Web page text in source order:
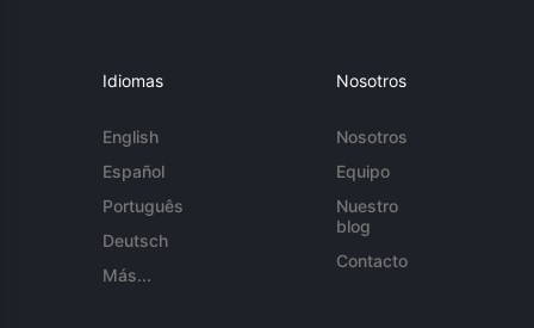
Idiomas
English
Español
Português
Deutsch
Más...
Nosotros
Nosotros
Equipo
Nuestro
blog
Contacto